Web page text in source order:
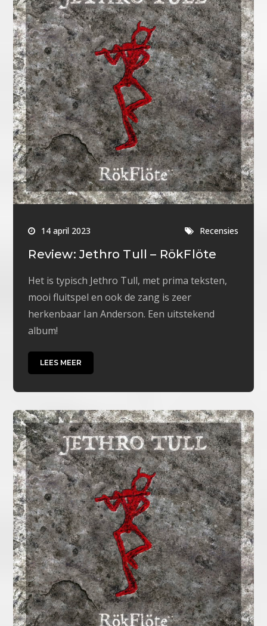
14 april 2023 Recensies
Review: Jethro Tull – RökFlöte
Het is typisch Jethro Tull, met prima teksten,
mooi fluitspel en ook de zang is zeer
herkenbaar Ian Anderson. Een uitstekend
album!
LEES MEER